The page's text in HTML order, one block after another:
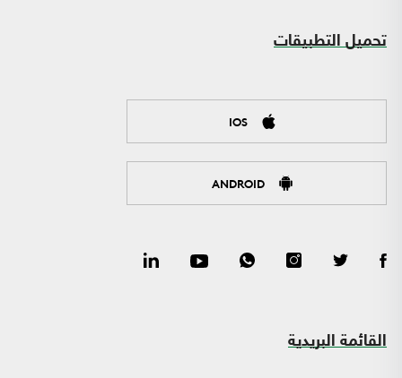
تحميل التطبيقات
IOS
ANDROID
القائمة البريدية